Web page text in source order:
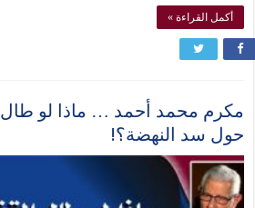
أكمل القراءة »
مكرم محمد أحمد … ماذا لو
حول سد النهضة؟!